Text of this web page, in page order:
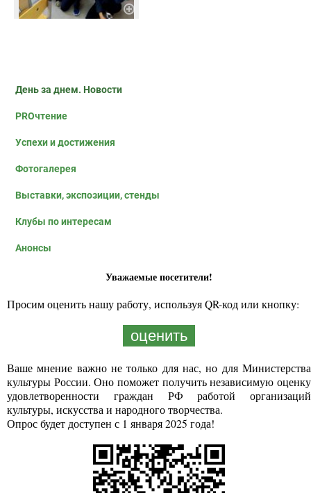
День за днем. Новости
PROчтение
Успехи и достижения
Фотогалерея
Выставки, экспозиции, стенды
Клубы по интересам
Анонсы
Уважаемые посетители!
Просим оценить нашу работу, используя QR-код или кнопку:
оценить
Ваше мнение важно не только для нас, но для Министерства
культуры России. Оно поможет получить независимую оценку
удовлетворенности граждан РФ работой организаций
культуры, искусства и народного творчества.
Опрос будет доступен с 1 января 2025 года!